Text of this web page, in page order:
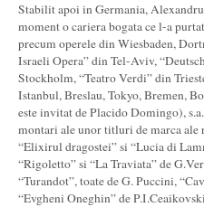
Stabilit apoi in Germania, Alexandru
moment o cariera bogata ce l-a
precum operele din Wiesbaden,
Israeli Opera” din Tel-Aviv,
Stockholm, “Teatro Verdi” din
Istanbul, Breslau, Tokyo, Bremen,
este invitat de Placido Domingo),
montari ale unor titluri de marca ale
“Elixirul dragostei” si “Lucia di
“Rigoletto” si “La Traviata” de
“Turandot”, toate de G. Puccini,
“Evgheni Oneghin” de